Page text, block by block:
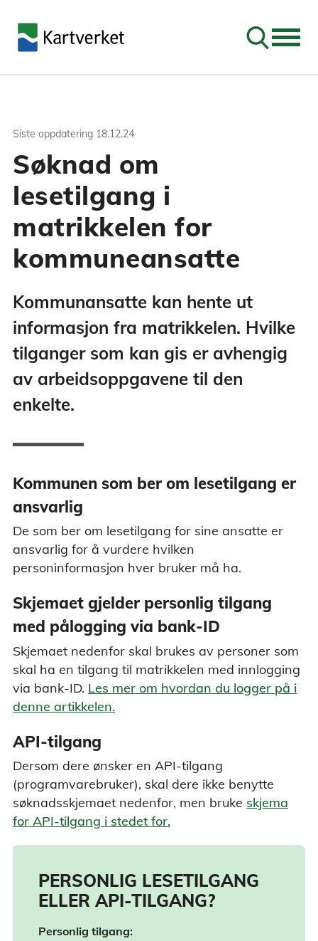
Søk
Siste oppdatering 18.12.24
Søknad om
lesetilgang i
matrikkelen for
kommuneansatte
Kommunansatte kan hente ut
informasjon fra matrikkelen. Hvilke
tilganger som kan gis er avhengig
av arbeidsoppgavene til den
enkelte.
Kommunen som ber om lesetilgang er
ansvarlig
De som ber om lesetilgang for sine ansatte er
ansvarlig for å vurdere hvilken
personinformasjon hver bruker må ha.
Skjemaet gjelder personlig tilgang
med pålogging via bank-ID
Skjemaet nedenfor skal brukes av personer som
skal ha en tilgang til matrikkelen med innlogging
via bank-ID. Les mer om hvordan du logger på i
denne artikkelen.
API-tilgang
Dersom dere ønsker en API-tilgang
(programvarebruker), skal dere ikke benytte
søknadsskjemaet nedenfor, men bruke skjema
for API-tilgang i stedet for.
PERSONLIG LESETILGANG
ELLER API-TILGANG?
Personlig tilgang: